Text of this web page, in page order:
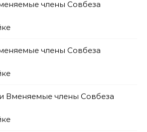
члены Совбеза
члены Совбеза
Вменяемые члены Совбеза